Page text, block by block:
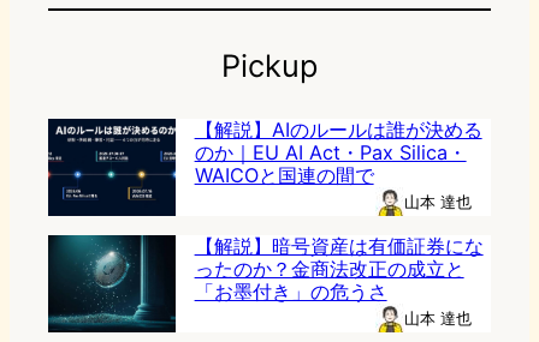
Pickup
【解説】AIのルールは誰が決める
のか｜EU AI Act・Pax Silica・
WAICOと国連の間で
山本 達也
【解説】暗号資産は有価証券にな
ったのか？金商法改正の成立と
「お墨付き」の危うさ
山本 達也